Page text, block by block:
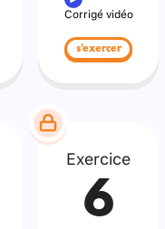
Corrigé vidéo
s'exercer
Exercice
6